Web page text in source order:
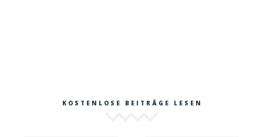
KOSTENLOSE BEITRÄGE LESEN